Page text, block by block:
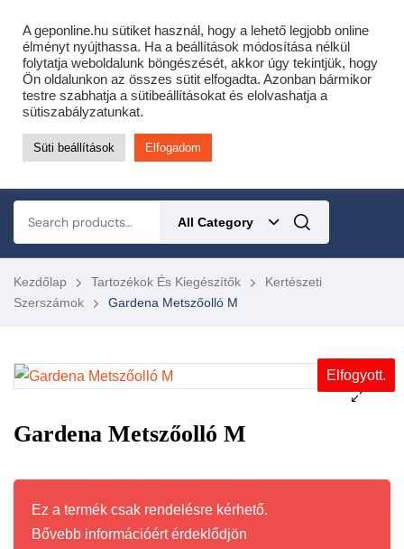
Cofidis expressz online áruhitel 0 % THM-el 10 hónapra!
Most minden akciós HQ láncfűrészhez ajándékba adunk egy fűrészláncot!
Részletek ide kattintva!
KERTÉSZETI – ERDÉSZETI – ÉPÍTŐIPARI GÉP WEBSHOP
All Category
Kezdőlap Tartozékok És Kiegészítők
Kertészeti
Szerszámok
Gardena Metszőolló M
Elfogyott.
Gardena Metszőolló M
Ez a termék csak rendelésre kérhető.
Bővebb információért érdeklődjön
A geponline.hu sütiket használ, hogy a lehető legjobb online
élményt nyújthassa. Ha a beállítások módosítása nélkül
folytatja weboldalunk böngészését, akkor úgy tekintjük, hogy
Ön oldalunkon az összes sütit elfogadta. Azonban bármikor
testre szabhatja a sütibeállításokat és elolvashatja a
sütiszabályzatunkat.
Süti beállítások Elfogadom